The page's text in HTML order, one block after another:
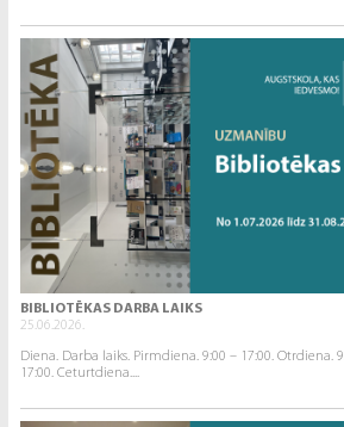
BIBLIOTĒKAS DARBA LAIKS
25.06.2026.
Diena. Darba laiks. Pirmdiena. 9:00 – 17:00. Otrdiena.
17:00. Ceturtdiena....